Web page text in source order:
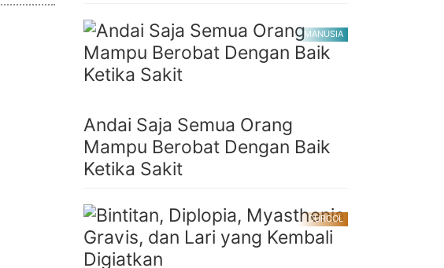
MANUSIA
Andai Saja Semua Orang
Mampu Berobat Dengan Baik
Ketika Sakit
CURCOL